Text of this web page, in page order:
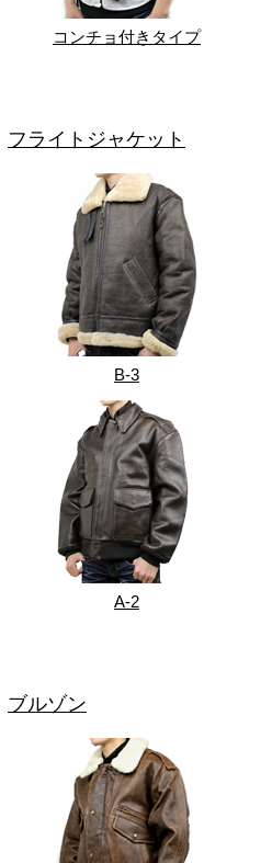
コンチョ付きタイプ
フライトジャケット
B-3
A-2
ブルゾン